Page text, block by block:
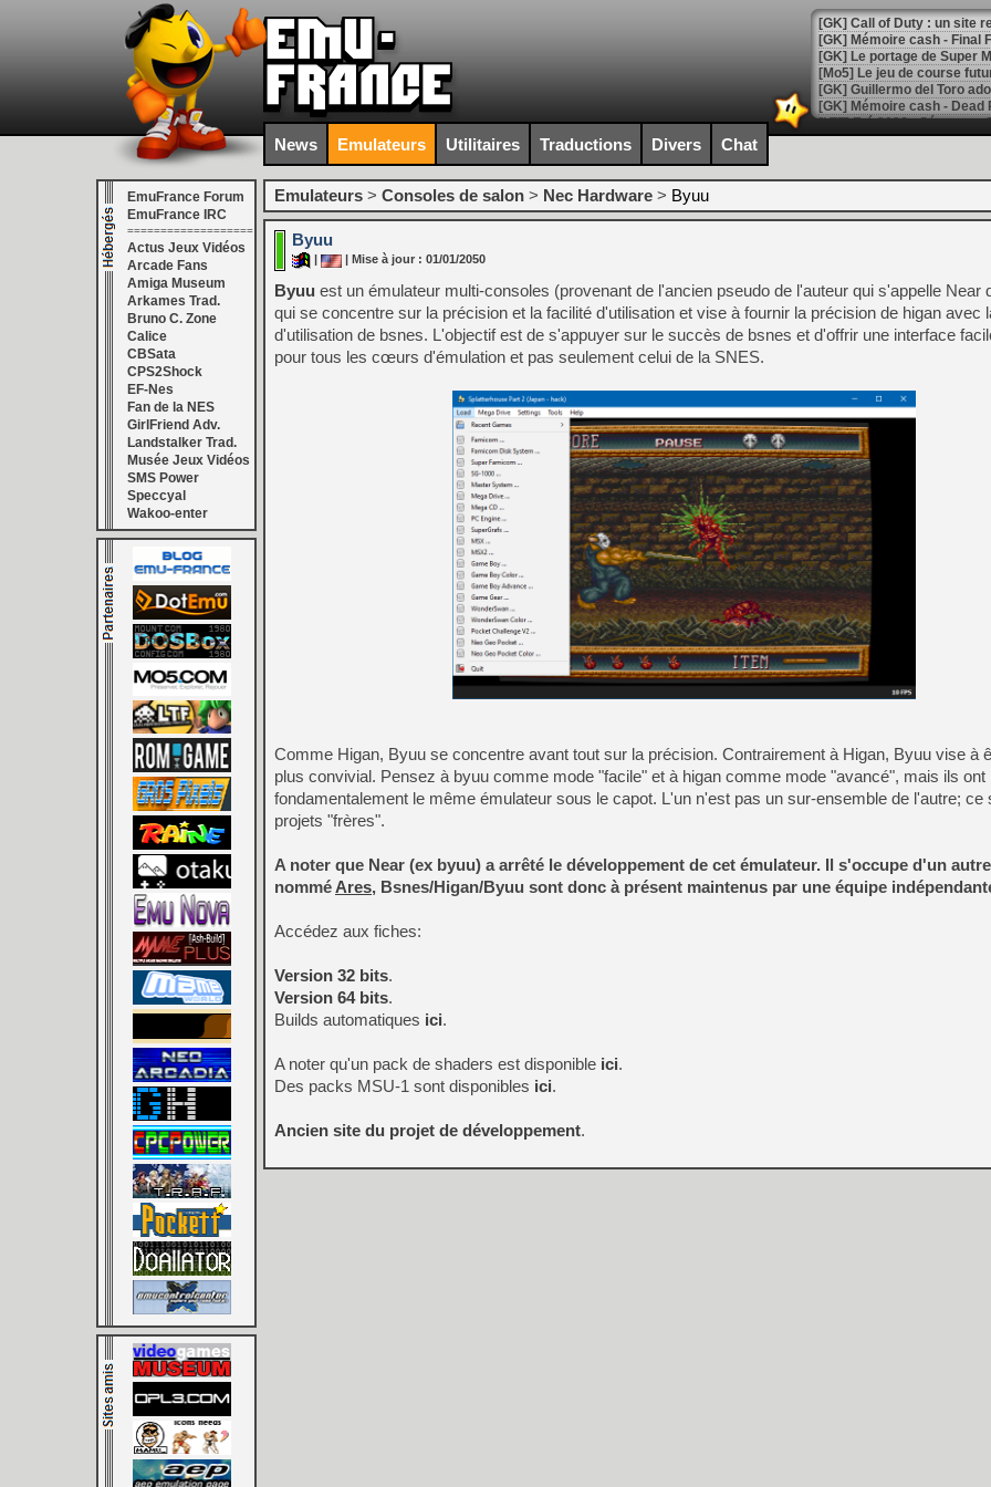
[GK] Le portage de Super
[Mo5] Le jeu de course
[GK] Guillermo del Toro
[LTF] Eté 2026 - Séquence
[GK] Mistfall Hunter :
[GK] Wo Long 2 évolue
[GK] Crossfire : un TPS à
[LS] [PS5] Premiers
[Mo5] DOOM arrive en
[GK] Bethesda fête les 30
[GK] Roblox : l'action en
[GK] Agenda - GeForce
[GK] Devolver Digital en a
[LS] [PS5] ps5-y2jb-
[GK] Pourquoi Marvel
[GK] Test : Restory : Chill
[GK] GTA 6 : Rockstar
[GK] Hot Wheels Infinite
[GK] Mémoire cash -
[GK] Résultats Nintendo :
[GK] Déjà des
[Mo5] Brickboy cherche à
[GK] Minecraft et ses «
[GK] Beast of
[GK] Ubisoft : fin de partie
[GK] Mémoire cash -
[GK] Dan Houser (GTA)
[GK] Comment EA Sports
[GK] Crimson Moon : un
[GK] Isle of Reveries : le
News Emulateurs Utilitaires Traductions Divers Chat
EmuFrance Forum
EmuFrance IRC
===================
Actus Jeux Vidéos
Arcade Fans
Amiga Museum
Arkames Trad.
Bruno C. Zone
Calice
CBSata
CPS2Shock
EF-Nes
Fan de la NES
GirlFriend Adv.
Landstalker Trad.
Musée Jeux Vidéos
SMS Power
Speccyal
Wakoo-enter
Emulateurs > Consoles de salon > Nec Hardware > Byuu
Byuu
| Mise à jour : 01/01/2050
Byuu est un émulateur multi-consoles (provenant de l'ancien pseudo de l'auteur qui s'appelle Near
qui se concentre sur la précision et la facilité d'utilisation et vise à fournir la précision de higan avec
d'utilisation de bsnes. L'objectif est de s'appuyer sur le succès de bsnes et d'offrir une interface
pour tous les cœurs d'émulation et pas seulement celui de la SNES.
Comme Higan, Byuu se concentre avant tout sur la précision. Contrairement à Higan, Byuu vise à
plus convivial. Pensez à byuu comme mode "facile" et à higan comme mode "avancé", mais ils ont
fondamentalement le même émulateur sous le capot. L'un n'est pas un sur-ensemble de l'autre; ce
projets "frères".
A noter que Near (ex byuu) a arrêté le développement de cet émulateur. Il s'occupe d'un
nommé Ares, Bsnes/Higan/Byuu sont donc à présent maintenus par une équipe
Accédez aux fiches:
Version 32 bits.
Version 64 bits.
Builds automatiques ici.
A noter qu'un pack de shaders est disponible ici.
Des packs MSU-1 sont disponibles ici.
Ancien site du projet de développement.